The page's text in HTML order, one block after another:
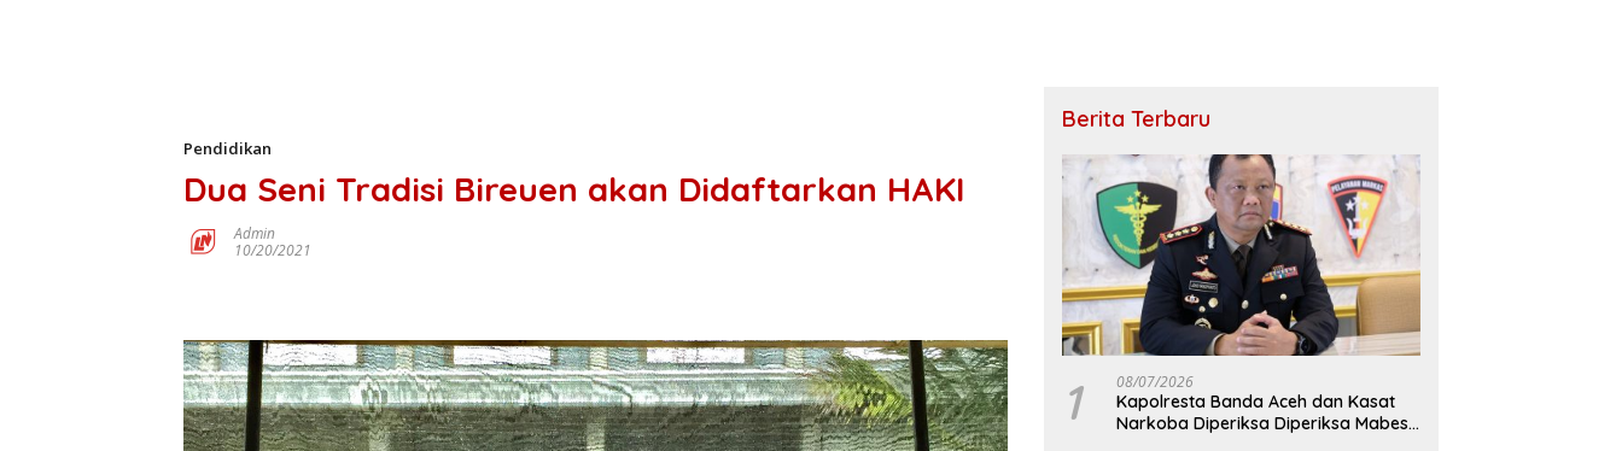
Pendidikan
Dua Seni Tradisi Bireuen akan Didaftarkan HAKI
Admin
10/20/2021
Berita Terbaru
1 08/07/2026
Kapolresta Banda Aceh dan Kasat
Narkoba Diperiksa Diperiksa Mabes